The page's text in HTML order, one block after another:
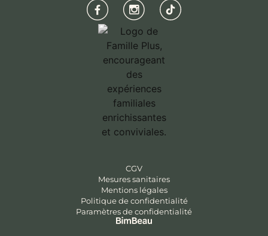
CGV
Mesures sanitaires
Mentions légales
Politique de confidentialité
Paramètres de confidentialité